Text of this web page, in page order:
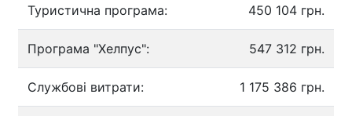
Туристична програма: 450 104 грн.
Програма "Хелпус": 547 312 грн.
Службові витрати: 1 175 386 грн.